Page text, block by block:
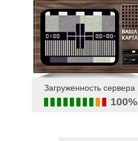
Загруженность сервера
100%